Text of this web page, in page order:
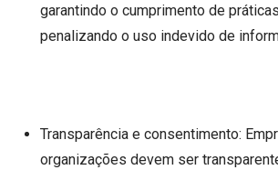
garantindo o cumprimento de
penalizando o uso indevido de
Transparência e consentimento:
organizações devem ser